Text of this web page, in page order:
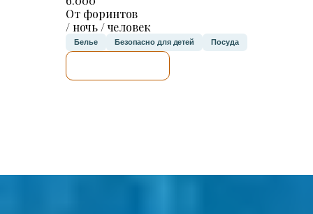
От форинтов
/ ночь / человек
Белье Безопасно для детей Посуда